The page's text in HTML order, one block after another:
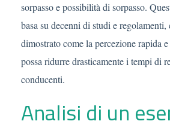
sorpasso e possibilità di sorpasso.
basa su decenni di studi e regolamenti,
dimostrato come la percezione rapida
possa ridurre drasticamente i tempi di
conducenti.
Analisi di un